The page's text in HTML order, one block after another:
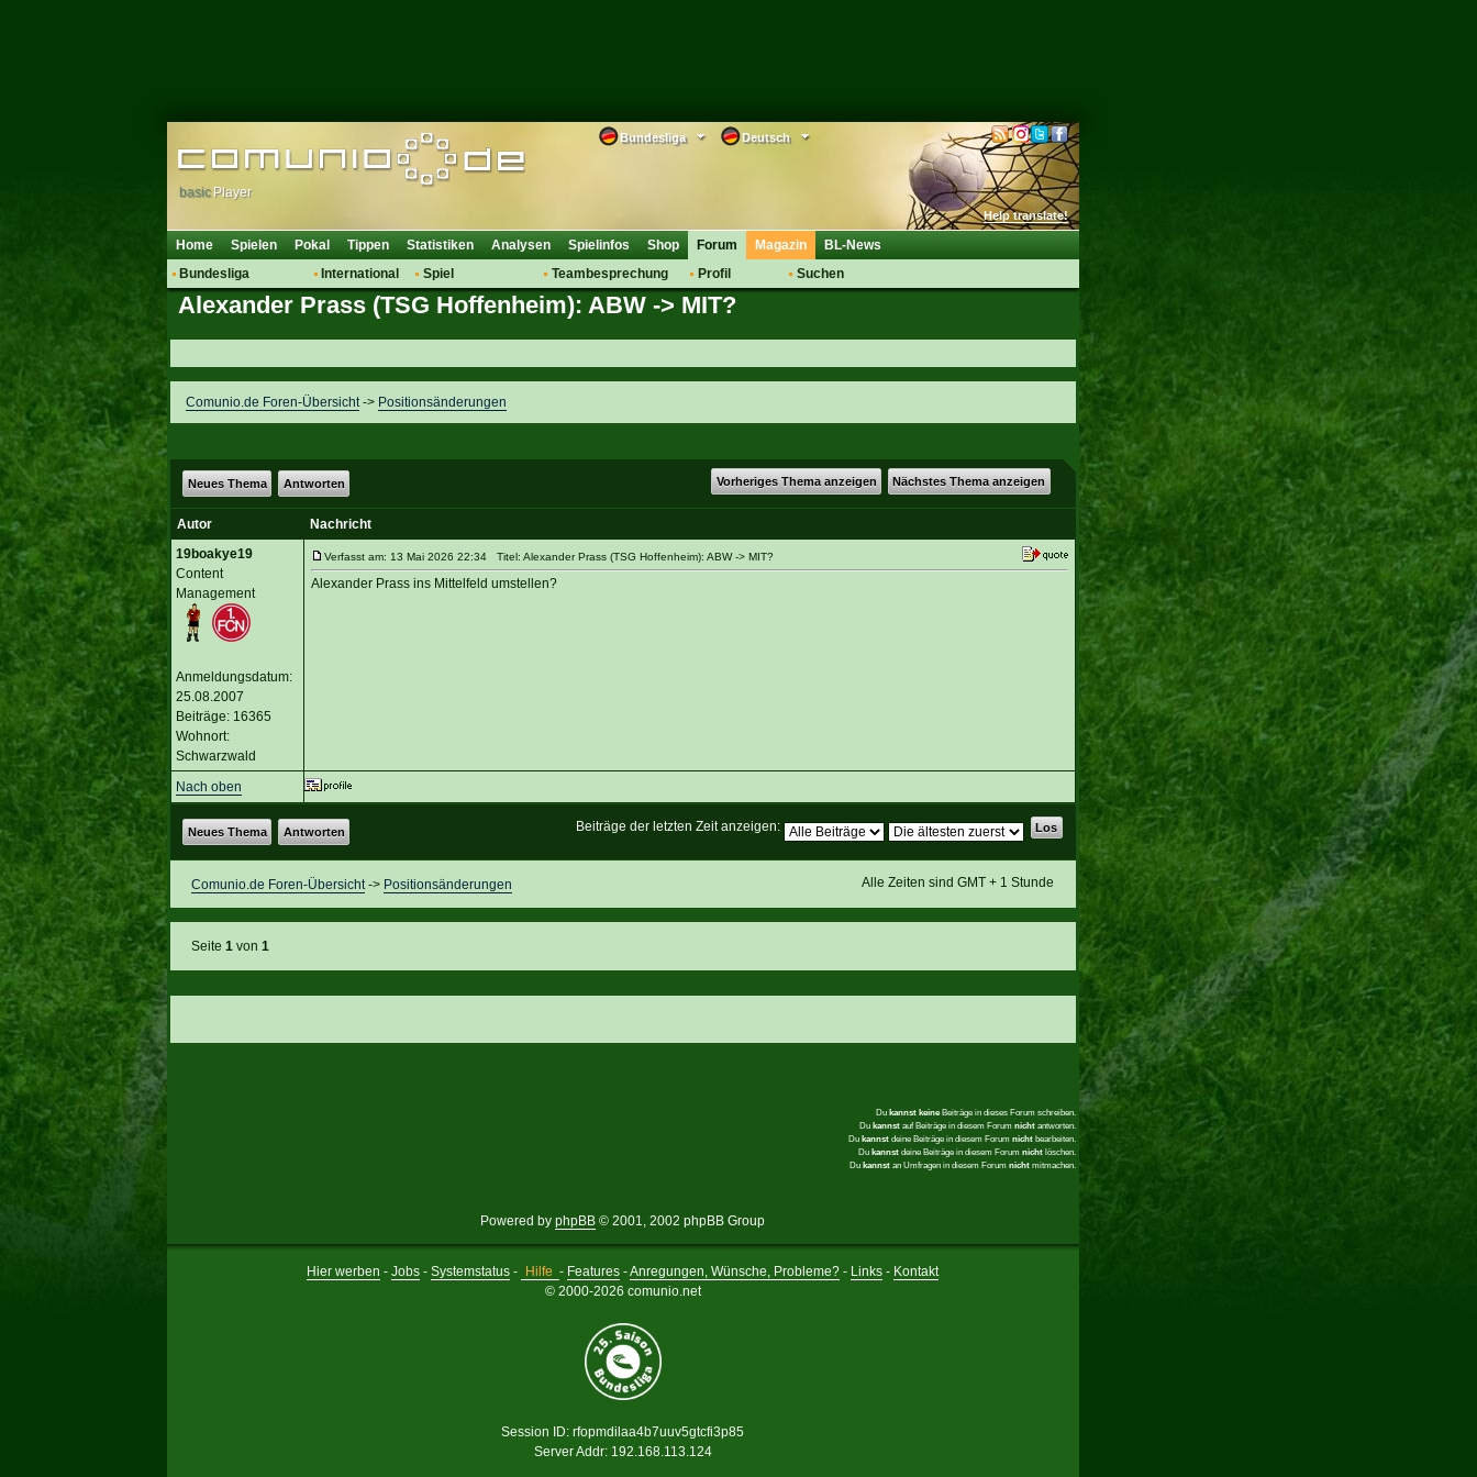
Deutsch
Bundesliga
Help translate!
basic Player
Home Spielen Pokal Tippen Statistiken Analysen Spielinfos Shop
Forum
Bundesliga
Hot News
Vereinsdiskussion
Vereinsfragen
International
Vereine
Spiel
Regeln & Tipps
Teambesprechung
Bewertungen
Saisonübergang
Profil
Anmelden
Suchen
Magazin BL-News
Alexander Prass (TSG Hoffenheim): ABW -> MIT?
Comunio.de Foren-Übersicht-> Positionsänderungen
Vorheriges Thema anzeigen Nächstes Thema anzeigen
Neues Thema Antworten
Autor
Nachricht
19boakye19
Content
Management
Anmeldungsdatum:
25.08.2007
Beiträge: 16365
Wohnort:
Schwarzwald
Verfasst am: 13 Mai 2026 22:34 Titel: Alexander Prass (TSG Hoffenheim): ABW -> MIT?
Alexander Prass ins Mittelfeld umstellen?
Nach oben
Beiträge der letzten Zeit anzeigen:
Neues Thema Antworten
Alle Zeiten sind GMT + 1 Stunde
Comunio.de Foren-Übersicht-> Positionsänderungen
Seite 1von 1
Du kannst keineBeiträge in dieses Forum schreiben.
Du kannstauf Beiträge in diesem Forum nichtantworten.
Du kannstdeine Beiträge in diesem Forum nichtbearbeiten.
Du kannstdeine Beiträge in diesem Forum nichtlöschen.
Du kannstan Umfragen in diesem Forum nichtmitmachen.
Powered by phpBB © 2001, 2002 phpBB Group
Hier werben - Jobs- Systemstatus- Hilfe - Features -Anregungen, Wünsche, Probleme? - Links - Kontakt
© 2000-2026 comunio.net
Session ID: rfopmdilaa4b7uuv5gtcfi3p85
Server Addr: 192.168.113.124